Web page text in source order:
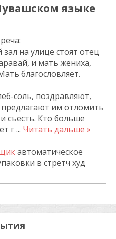
языке
на улице стоят отец
и мать жениха,
благословляет.
соль, поздравляют,
им отломить
съесть. Кто больше
г... Читать дальше »
автоматическое
в стретч худ